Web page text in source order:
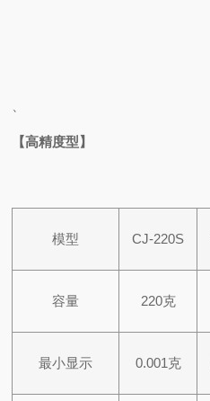
【高精度型】
模型 CJ-220S
容量 220克
最小显示 0.001克